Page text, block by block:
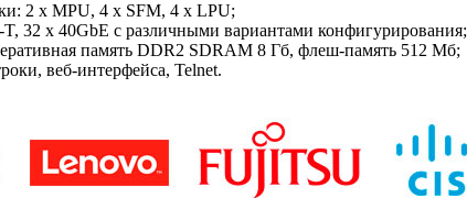
2 х MPU, 4 x SFM, 4 x LPU;
32 х 40GbE с различными вариантами конфигурирования;
память DDR2 SDRAM 8 Гб, флеш-память 512 Мб;
веб-интерфейса, Telnet.